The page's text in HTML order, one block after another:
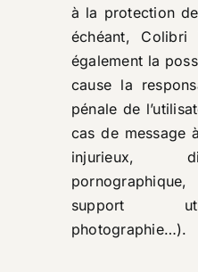
à la protection
échéant,
également la
cause la
pénale de
cas de message
injurieux,
support
photographie…).